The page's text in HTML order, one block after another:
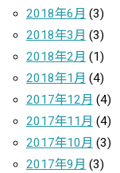
2018年6月 (3)
2018年3月 (3)
2018年2月 (1)
2018年1月 (4)
2017年12月 (4)
2017年11月 (4)
2017年10月 (3)
2017年9月 (3)